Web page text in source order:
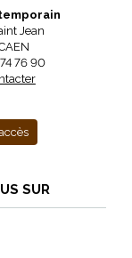
Jean
76 90
SUR